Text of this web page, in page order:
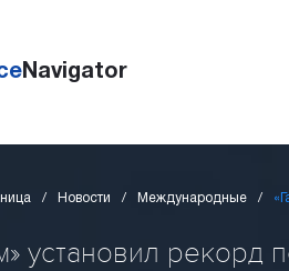
Navigator
Новости Международные
установил рекорд